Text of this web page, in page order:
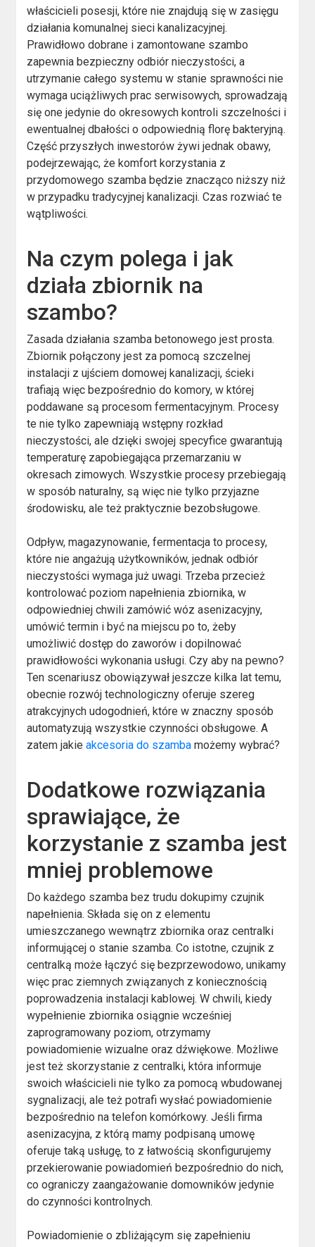
właścicieli posesji, które nie znajdują się w zasięgu
działania komunalnej sieci kanalizacyjnej.
Prawidłowo dobrane i zamontowane szambo
zapewnia bezpieczny odbiór nieczystości, a
utrzymanie całego systemu w stanie sprawności nie
wymaga uciążliwych prac serwisowych, sprowadzają
się one jedynie do okresowych kontroli szczelności i
ewentualnej dbałości o odpowiednią florę bakteryjną.
Część przyszłych inwestorów żywi jednak obawy,
podejrzewając, że komfort korzystania z
przydomowego szamba będzie znacząco niższy niż
w przypadku tradycyjnej kanalizacji. Czas rozwiać te
wątpliwości.
Na czym polega i jak
działa zbiornik na
szambo?
Zasada działania szamba betonowego jest prosta.
Zbiornik połączony jest za pomocą szczelnej
instalacji z ujściem domowej kanalizacji, ścieki
trafiają więc bezpośrednio do komory, w której
poddawane są procesom fermentacyjnym. Procesy
te nie tylko zapewniają wstępny rozkład
nieczystości, ale dzięki swojej specyfice gwarantują
temperaturę zapobiegająca przemarzaniu w
okresach zimowych. Wszystkie procesy przebiegają
w sposób naturalny, są więc nie tylko przyjazne
środowisku, ale też praktycznie bezobsługowe.
Odpływ, magazynowanie, fermentacja to procesy,
które nie angażują użytkowników, jednak odbiór
nieczystości wymaga już uwagi. Trzeba przecież
kontrolować poziom napełnienia zbiornika, w
odpowiedniej chwili zamówić wóz asenizacyjny,
umówić termin i być na miejscu po to, żeby
umożliwić dostęp do zaworów i dopilnować
prawidłowości wykonania usługi. Czy aby na pewno?
Ten scenariusz obowiązywał jeszcze kilka lat temu,
obecnie rozwój technologiczny oferuje szereg
atrakcyjnych udogodnień, które w znaczny sposób
automatyzują wszystkie czynności obsługowe. A
zatem jakieakcesoria do szamba możemy wybrać?
Dodatkowe rozwiązania
sprawiające, że
korzystanie z szamba jest
mniej problemowe
Do każdego szamba bez trudu dokupimy czujnik
napełnienia. Składa się on z elementu
umieszczanego wewnątrz zbiornika oraz centralki
informującej o stanie szamba. Co istotne, czujnik z
centralką może łączyć się bezprzewodowo, unikamy
więc prac ziemnych związanych z koniecznością
poprowadzenia instalacji kablowej. W chwili, kiedy
wypełnienie zbiornika osiągnie wcześniej
zaprogramowany poziom, otrzymamy
powiadomienie wizualne oraz dźwiękowe. Możliwe
jest też skorzystanie z centralki, która informuje
swoich właścicieli nie tylko za pomocą wbudowanej
sygnalizacji, ale też potrafi wysłać powiadomienie
bezpośrednio na telefon komórkowy. Jeśli firma
asenizacyjna, z którą mamy podpisaną umowę
oferuje taką usługę, to z łatwością skonfigurujemy
przekierowanie powiadomień bezpośrednio do nich,
co ograniczy zaangażowanie domowników jedynie
do czynności kontrolnych.
Powiadomienie o zbliżającym się zapełnieniu